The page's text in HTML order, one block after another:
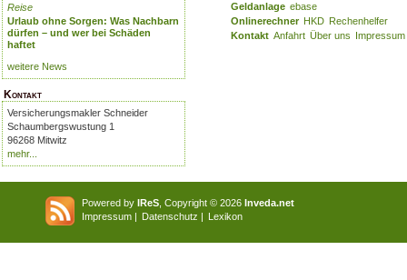
Reise
Urlaub ohne Sorgen: Was Nachbarn
dürfen – und wer bei Schäden
haftet
weitere News
Kontakt
Versicherungsmakler Schneider
Schaumbergswustung 1
96268 Mitwitz
mehr...
Geldanlage ebase
Onlinerechner HKD Rechenhelfer
Kontakt Anfahrt Über uns Impressum
Powered by IReS , Copyright © 2026 Inveda.net
Impressum | Datenschutz | Lexikon